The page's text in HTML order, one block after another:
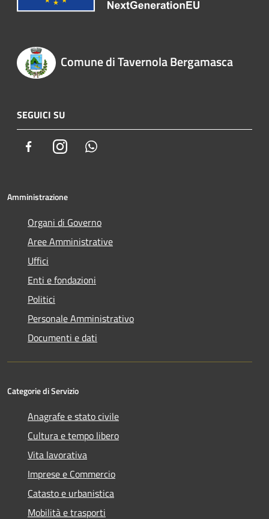
Comune di Tavernola Bergamasca
SEGUICI SU
FacebookInstagram
Amministrazione
Organi di Governo
Aree Amministrative
Uffici
Enti e fondazioni
Politici
Personale Amministrativo
Documenti e dati
Categorie di Servizio
Anagrafe e stato civile
Cultura e tempo libero
Vita lavorativa
Imprese e Commercio
Catasto e urbanistica
Mobilità e trasporti